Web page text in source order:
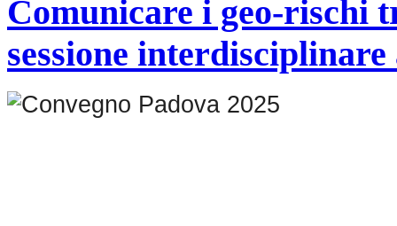
Comunicare i geo-rischi
sessione